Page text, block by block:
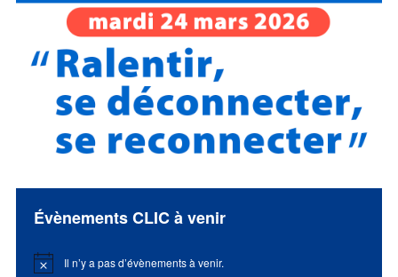
Évènements CLIC à venir
Notice Il n’y a pas d’évènements à venir.